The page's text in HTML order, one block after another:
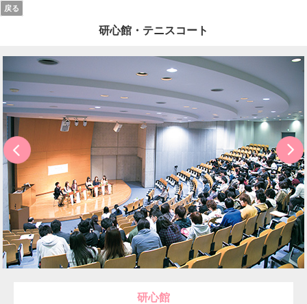
戻る
研心館・テニスコート
研心館